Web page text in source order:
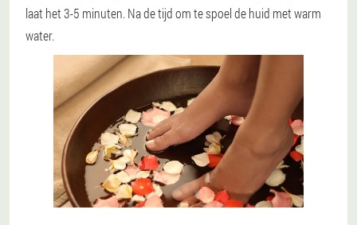
laat het 3-5 minuten. Na de tijd om te spoel de huid met warm
water.